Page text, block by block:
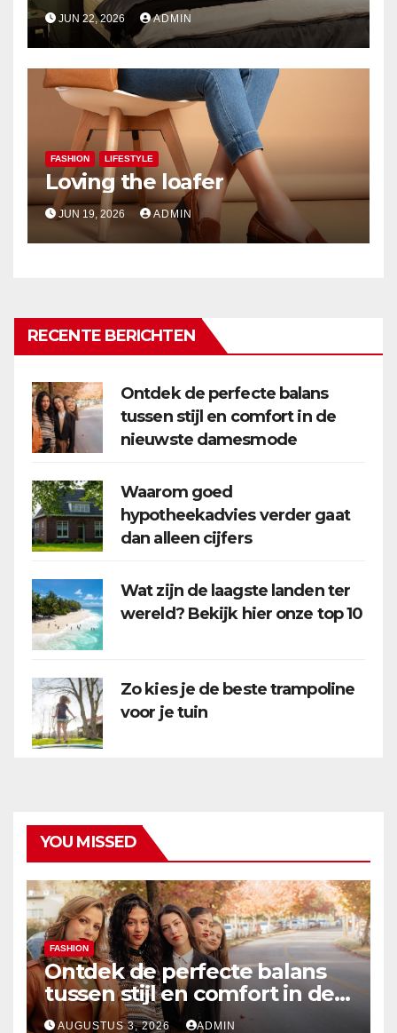
JUN 22, 2026 ADMIN
FASHION LIFESTYLE
Loving the loafer
JUN 19, 2026 ADMIN
RECENTE BERICHTEN
Ontdek de perfecte balans
tussen stijl en comfort in de
nieuwste damesmode
Waarom goed
hypotheekadvies verder gaat
dan alleen cijfers
Wat zijn de laagste landen ter
wereld? Bekijk hier onze top 10
Zo kies je de beste trampoline
voor je tuin
YOU MISSED
FASHION
Ontdek de perfecte balans
tussen stijl en comfort in de
nieuwste damesmode
AUGUSTUS 3, 2026 ADMIN